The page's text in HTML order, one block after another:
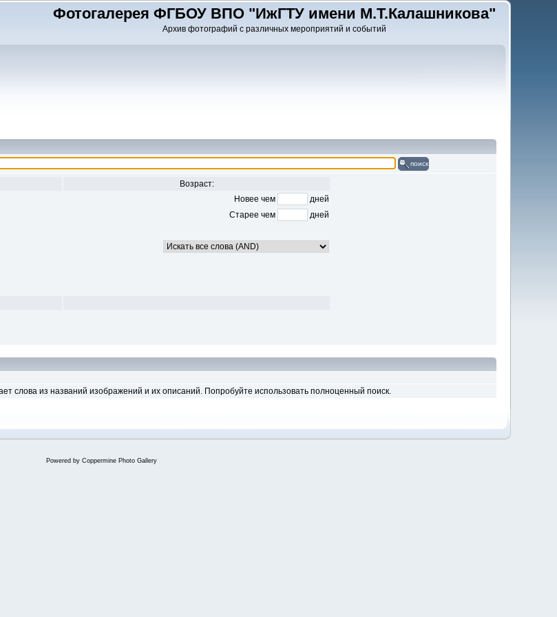
Фотогалерея ФГБОУ ВПО "ИжГТУ имени М.Т.Калашникова"
Архив фотографий с различных мероприятий и событий
поиск
Возраст:
Новее чем
дней
Старее чем
дней
слова из названий изображений и их описаний. Попробуйте использовать полноценный поиск.
Powered by Coppermine Photo Gallery